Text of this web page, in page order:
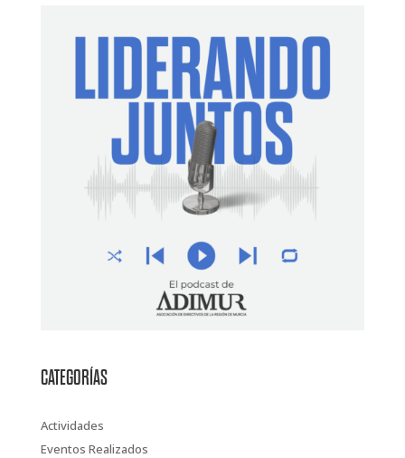
CATEGORÍAS
Actividades
Eventos Realizados